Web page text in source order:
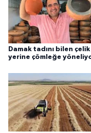
Damak tadını bilen çelik
yerine çömleğe